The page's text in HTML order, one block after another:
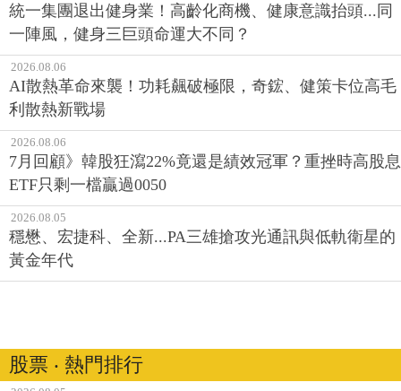
統一集團退出健身業！高齡化商機、健康意識抬頭...同
一陣風，健身三巨頭命運大不同？
2026.08.06
AI散熱革命來襲！功耗飆破極限，奇鋐、健策卡位高毛
利散熱新戰場
2026.08.06
7月回顧》韓股狂瀉22%竟還是績效冠軍？重挫時高股息
ETF只剩一檔贏過0050
2026.08.05
穩懋、宏捷科、全新...PA三雄搶攻光通訊與低軌衛星的
黃金年代
股票 ‧ 熱門排行